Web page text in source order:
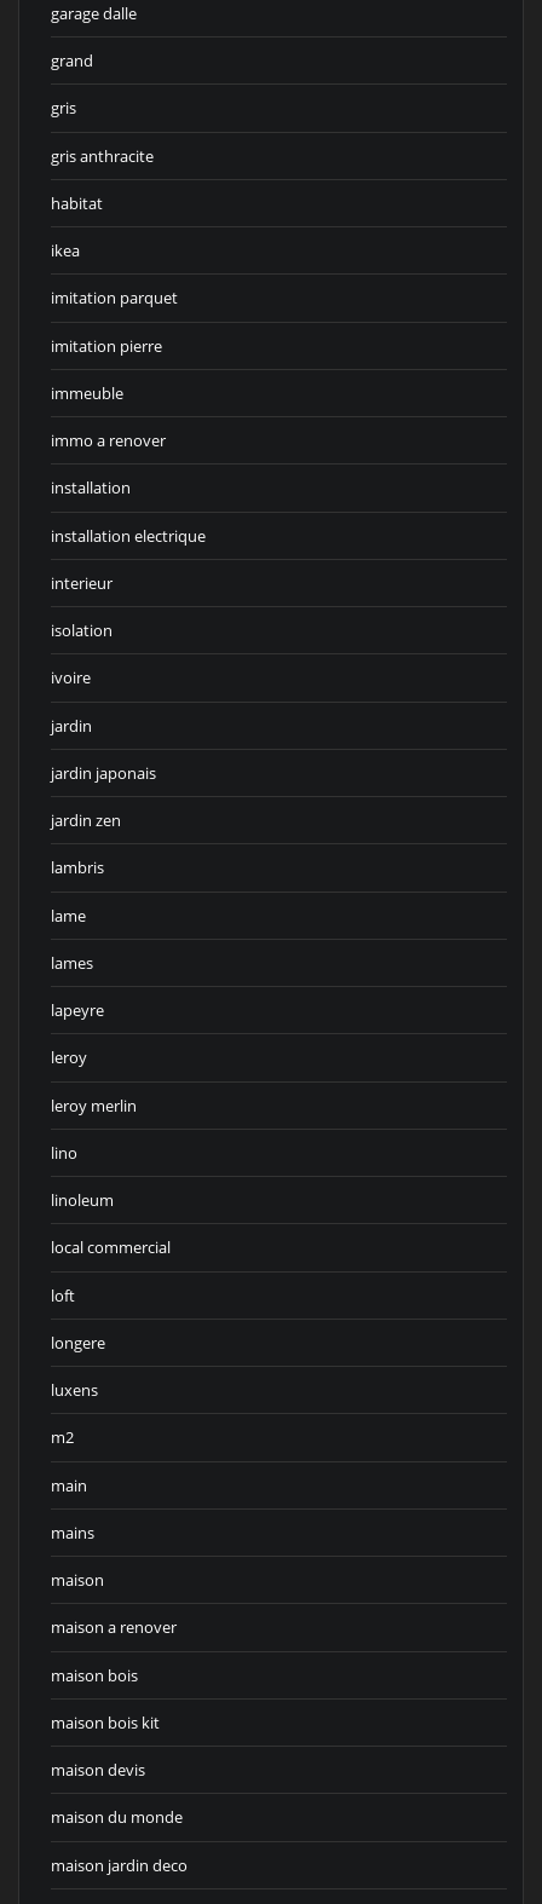
garage dalle
grand
gris
gris anthracite
habitat
ikea
imitation parquet
imitation pierre
immeuble
immo a renover
installation
installation electrique
interieur
isolation
ivoire
jardin
jardin japonais
jardin zen
lambris
lame
lames
lapeyre
leroy
leroy merlin
lino
linoleum
local commercial
loft
longere
luxens
m2
main
mains
maison
maison a renover
maison bois
maison bois kit
maison devis
maison du monde
maison jardin deco